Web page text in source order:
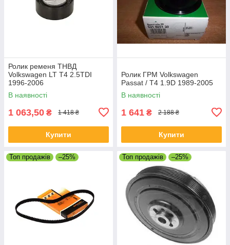
Ролик ременя ТНВД
Volkswagen LT T4 2.5TDI
1996-2006
В наявності
1 063,50 ₴ 1 418 ₴
Купити
Ролик ГРМ Volkswagen
Passat / T4 1.9D 1989-2005
В наявності
1 641 ₴ 2 188 ₴
Купити
Топ продажів –25% Топ продажів –25%